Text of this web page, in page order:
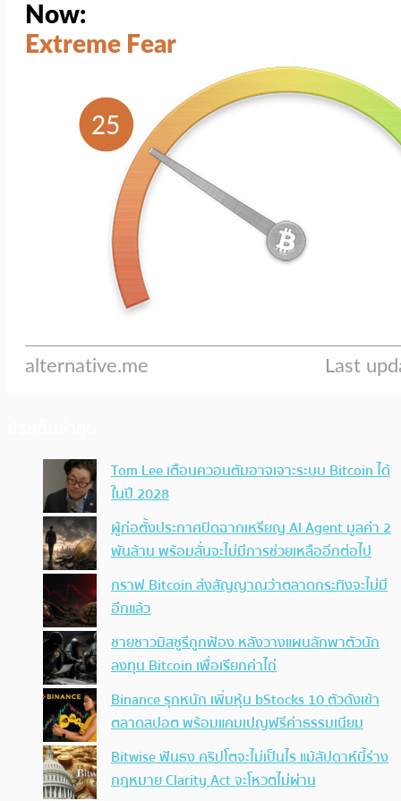
Tom Lee เตือนควอนตัมอาจเจาะระบบ Bitcoin ได้
ในปี 2028
ผู้ก่อตั้งประกาศปิดฉากเหรียญ AI Agent มูลค่า 2
พันล้าน พร้อมลั่นจะไม่มีการช่วยเหลืออีกต่อไป
กราฟ Bitcoin ส่งสัญญาณว่าตลาดกระทิงจะไม่มี
อีกแล้ว
ชายชาวมิสซูรีถูกฟ้อง หลังวางแผนลักพาตัวนัก
ลงทุน Bitcoin เพื่อเรียกค่าไถ่
Binance รุกหนัก เพิ่มหุ้น bStocks 10 ตัวดังเข้า
ตลาดสปอต พร้อมแคมเปญฟรีค่าธรรมเนียม
Bitwise ฟันธง คริปโตจะไม่เป็นไร แม้สัปดาห์นี้ร่าง
กฎหมาย Clarity Act จะโหวตไม่ผ่าน